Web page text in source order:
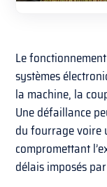
Le
systèmes
la machine, la
Une défaillance
du fourrage voire
compromettant
délais imposés